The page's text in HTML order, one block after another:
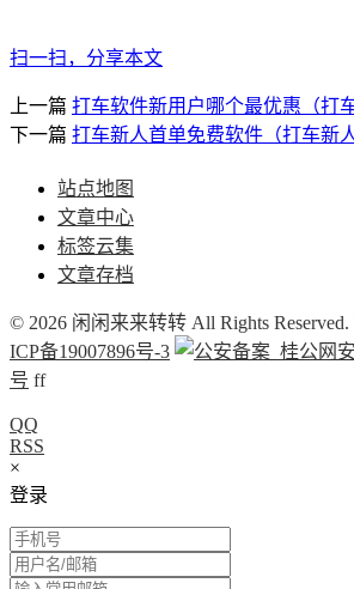
扫一扫，分享本文
上一篇 打车软件新用户哪个最优惠（打
下一篇 打车新人首单免费软件（打车新
站点地图
文章中心
标签云集
文章存档
© 2026 闲闲来来转转 All Rights Reserved.
ICP备19007896号-3
桂公网
号 ff
QQ
RSS
×
登录